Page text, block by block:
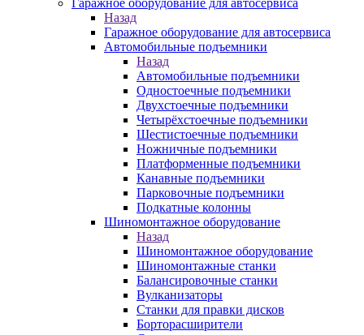
Гаражное оборудование для автосервиса
Назад
Гаражное оборудование для автосервиса
Автомобильные подъемники
Назад
Автомобильные подъемники
Одностоечные подъемники
Двухстоечные подъемники
Четырёхстоечные подъемники
Шестистоечные подъемники
Ножничные подъемники
Платформенные подъемники
Канавные подъемники
Парковочные подъемники
Подкатные колонны
Шиномонтажное оборудование
Назад
Шиномонтажное оборудование
Шиномонтажные станки
Балансировочные станки
Вулканизаторы
Станки для правки дисков
Борторасширители